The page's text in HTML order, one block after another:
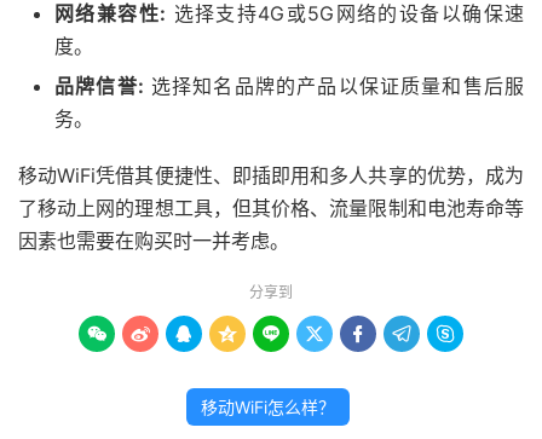
网络兼容性: 选择支持4G或5G网络的设备以确保速
度。
品牌信誉: 选择知名品牌的产品以保证质量和售后服
务。
移动WiFi凭借其便捷性、即插即用和多人共享的优势，成为
了移动上网的理想工具，但其价格、流量限制和电池寿命等
因素也需要在购买时一并考虑。
分享到
        
移动WiFi怎么样？